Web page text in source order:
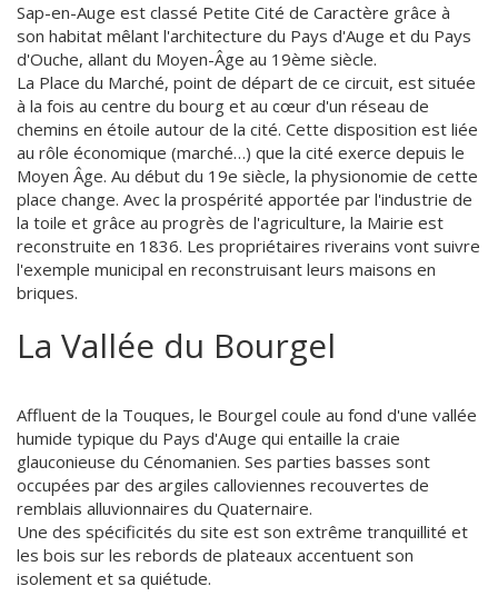
Sap-en-Auge est classé Petite Cité de Caractère grâce à
son habitat mêlant l'architecture du Pays d'Auge et du Pays
d'Ouche, allant du Moyen-Âge au 19ème siècle.
La Place du Marché, point de départ de ce circuit, est située
à la fois au centre du bourg et au cœur d'un réseau de
chemins en étoile autour de la cité. Cette disposition est liée
au rôle économique (marché…) que la cité exerce depuis le
Moyen Âge. Au début du 19e siècle, la physionomie de cette
place change. Avec la prospérité apportée par l'industrie de
la toile et grâce au progrès de l'agriculture, la Mairie est
reconstruite en 1836. Les propriétaires riverains vont suivre
l'exemple municipal en reconstruisant leurs maisons en
briques.
La Vallée du Bourgel
Affluent de la Touques, le Bourgel coule au fond d'une vallée
humide typique du Pays d'Auge qui entaille la craie
glauconieuse du Cénomanien. Ses parties basses sont
occupées par des argiles calloviennes recouvertes de
remblais alluvionnaires du Quaternaire.
Une des spécificités du site est son extrême tranquillité et
les bois sur les rebords de plateaux accentuent son
isolement et sa quiétude.